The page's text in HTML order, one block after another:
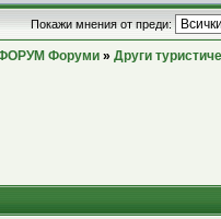
Покажи мнения от преди:
Форуми » Други